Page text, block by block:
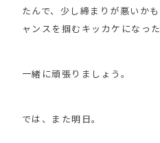
たんで、少し締まりが悪いか
ャンスを掴むキッカケになっ
一緒に頑張りましょう。
では、また明日。